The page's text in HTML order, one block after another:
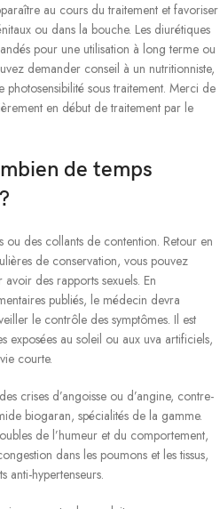
au cours du traitement et favoriser
ou dans la bouche. Les diurétiques
pour une utilisation à long terme ou
demander conseil à un nutritionniste,
sous traitement. Merci de
en début de traitement par le
de temps
des collants de contention. Retour en
de conservation, vous pouvez
des rapports sexuels. En
publiés, le médecin devra
le contrôle des symptômes. Il est
au soleil ou aux uva artificiels,
courte.
crises d’angoisse ou d’angine, contre-
biogaran, spécialités de la gamme.
de l’humeur et du comportement,
dans les poumons et les tissus,
anti-hypertenseurs.